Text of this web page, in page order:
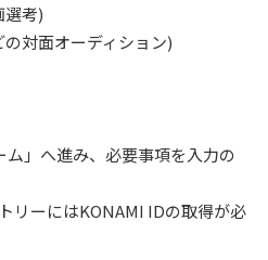
考)
対面オーディション)
」へ進み、必要事項を入力の
リーにはKONAMI IDの取得が必